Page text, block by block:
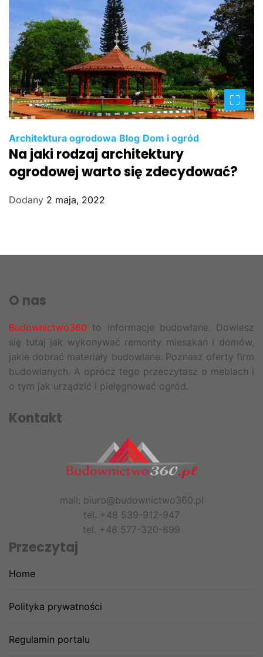
Architektura ogrodowa Blog Dom i ogród
Na jaki rodzaj architektury
ogrodowej warto się zdecydować?
Dodany 2 maja, 2022
O nas
Budownictwo360 to informacje budowlane. Dowiesz
się tutaj jak wykonywać remonty mieszkań i domów,
jakie dobrać materiały budowlane. Poznasz oferty firm
budowlanych. A oprócz tego przeczytasz o meblach i
o tym jak urządzić i pielęgnować ogród.
Kontakt
mail: biuro@budownictwo360.pl
tel. +48 539-912-947
tel. +48 577-320-699
Przeczytaj
Home
Polityka prywatności
Regulamin portalu